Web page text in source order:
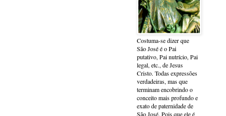
Costuma-se dizer que
São José é o Pai
putativo, Pai nutrício, Pai
legal, etc., de Jesus
Cristo. Todas expressões
verdadeiras, mas que
terminam encobrindo o
conceito mais profundo e
exato de paternidade de
São José. Pois que ele é